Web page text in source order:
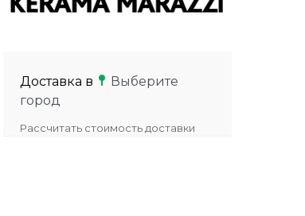
Доставка в
Выберите
город
Рассчитать стоимость доставки